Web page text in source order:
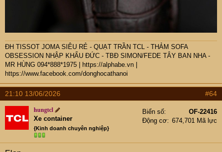
ĐH TISSOT JOMA SIÊU RẺ - QUẠT TRẦN TCL - THẢM SOFA
OBSESSION NHẬP KHẨU ĐỨC - TBĐ SIMON/FEDE TÂY BAN NHA -
MR HÙNG 094*888*1975 | https://alphabe.vn |
https://www.facebook.com/donghocathanoi
21:10 13/06/2026 #64
hungtcl
Xe container
{Kinh doanh chuyên nghiệp}
Biển số
OF-22416
Động cơ
674,701 Mã lực